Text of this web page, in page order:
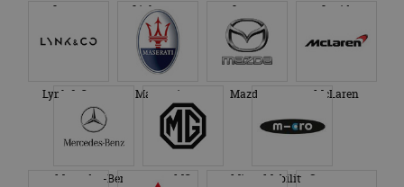
Lexus Lightyear Lotus Lucid
Lynk & Co Maserati Mazda McLaren
Mercedes-Benz MG Micro Mobility Systems